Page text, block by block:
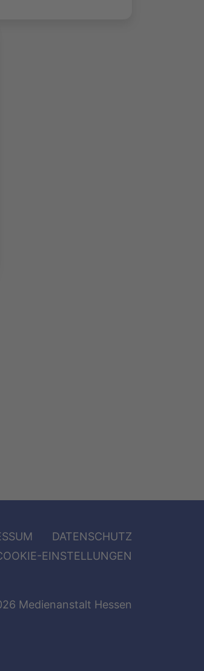
DATENSCHUTZ
EINSTELLUNGEN
Medienanstalt Hessen